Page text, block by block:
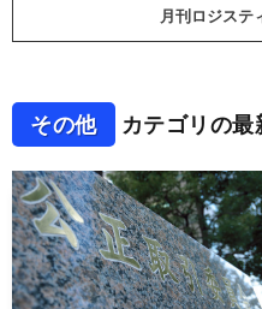
月刊ロジステ
その他 カテゴリの最